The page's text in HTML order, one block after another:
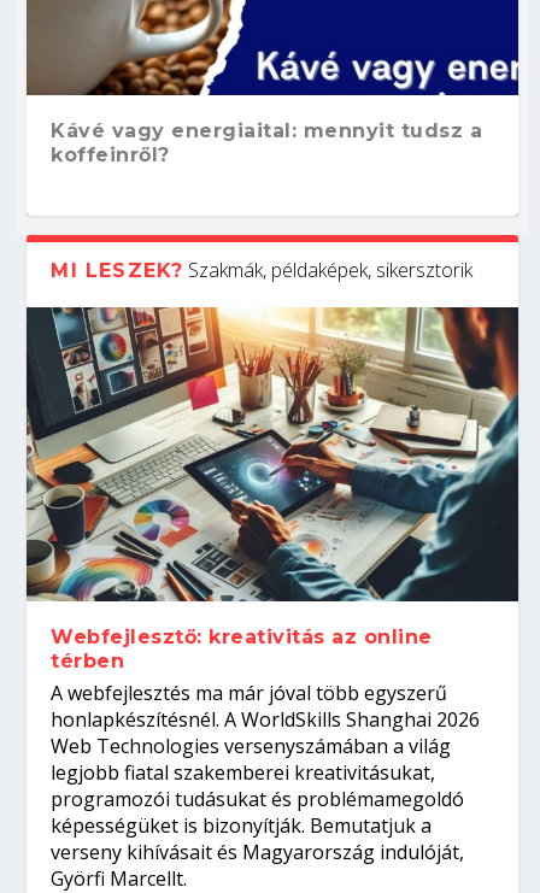
Kávé vagy energiaital: mennyit tudsz a
koffeinről?
Hogyan készíts ATS-barát önéletrajzot?
Így növelheted az esélyedet az
állásinterjúra...
Kitalálod, mire használják ezeket a
gépeket?
Nem sikerült az egyetemi felvételi?
Tanulj szakmát!
Szoftverfejlesztő: verseny kódban –
amikor néhány sor program dönti el a
világversenyt...
MI LESZEK? Szakmák, példaképek, sikersztorik
Webfejlesztő: kreativitás az online
térben
A webfejlesztés ma már jóval több egyszerű
honlapkészítésnél. A WorldSkills Shanghai 2026
Web Technologies versenyszámában a világ
legjobb fiatal szakemberei kreativitásukat,
programozói tudásukat és problémamegoldó
képességüket is bizonyítják. Bemutatjuk a
verseny kihívásait és Magyarország indulóját,
Györfi Marcellt.